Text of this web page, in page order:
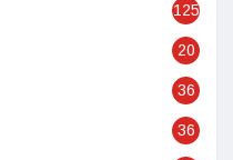
125
20
36
36